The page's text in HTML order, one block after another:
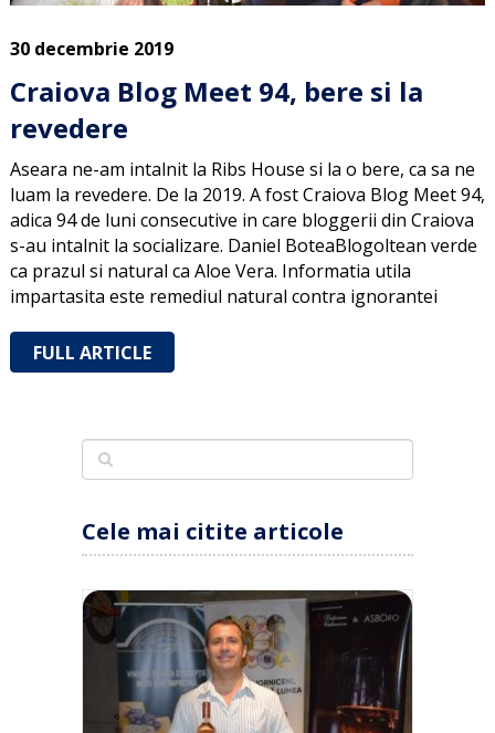
30 decembrie 2019
Craiova Blog Meet 94, bere si la
revedere
Aseara ne-am intalnit la Ribs House si la o bere, ca sa ne
luam la revedere. De la 2019. A fost Craiova Blog Meet 94,
adica 94 de luni consecutive in care bloggerii din Craiova
s-au intalnit la socializare. Daniel BoteaBlogoltean verde
ca prazul si natural ca Aloe Vera. Informatia utila
impartasita este remediul natural contra ignorantei
FULL ARTICLE
Cele mai citite articole